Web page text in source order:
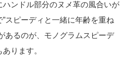
ハンドル部分のヌメ革の風合いが
スピーディと一緒に年齢を重ね
あるのが、モノグラムスピーデ
ります。